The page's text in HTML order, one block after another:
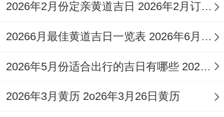
一套难搞且精密的风水体系在运作,理解这些
要素能帮助咱们做出更契合自身的选择吗？
冲太岁之方）位于正北方，日常动土、敲击
2026年2月份定亲黄道吉日 2026年2月订亲好日子
20266月最佳黄道吉日一览表 2026年6月份黄道吉日
2026年5月份适合出行的吉日有哪些 2026年5月26号适合出门吗
2026年3月黄历 2o26年3月26日黄历